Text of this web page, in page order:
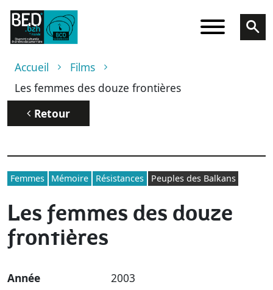
Aller au contenu principal
Fil d'Ariane
Accueil
Films
Les femmes des douze frontières
Retour
Femmes Mémoire Résistances Peuples des Balkans
Les femmes des douze
frontières
Année 2003